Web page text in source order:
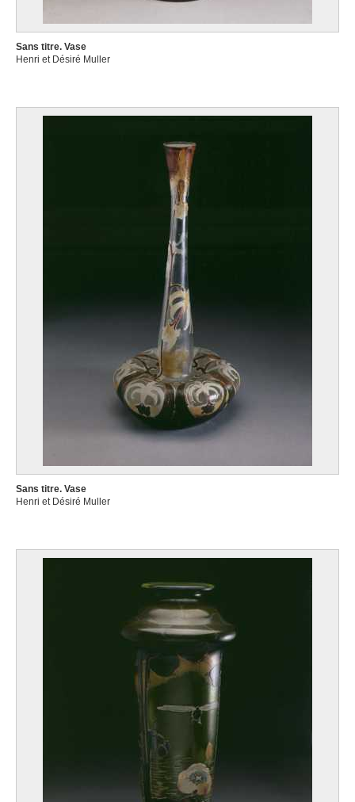
Sans titre. Vase
Henri et Désiré Muller
Sans titre. Vase
Henri et Désiré Muller